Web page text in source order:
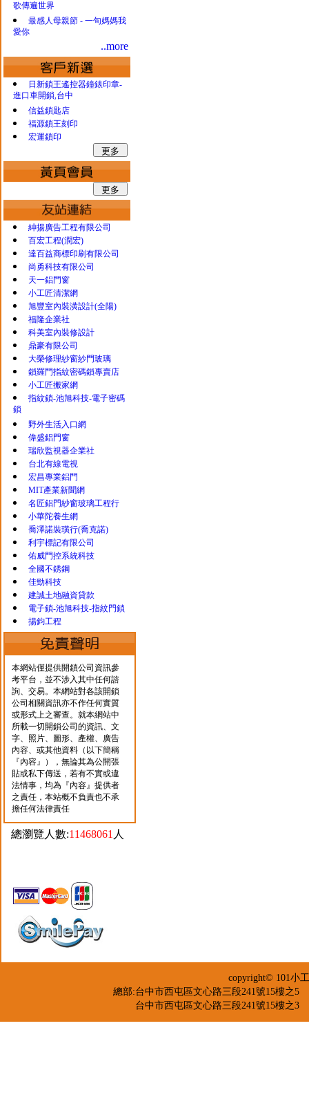
歌傳遍世界
最感人母親節 - 一句媽媽我
愛你
..more
日新鎖王遙控器鐘錶印章-
進口車開鎖,台中
信益鎖匙店
福源鎖王刻印
宏運鎖印
紳揚廣告工程有限公司
百宏工程(潤宏)
達百益商標印刷有限公司
尚勇科技有限公司
天一鋁門窗
小工匠清潔網
旭豐室內裝潢設計(全陽)
福隆企業社
科美室內裝修設計
鼎豪有限公司
大榮修理紗窗紗門玻璃
鎖羅門指紋密碼鎖專賣店
小工匠搬家網
指紋鎖-池旭科技-電子密碼
鎖
野外生活入口網
偉盛鋁門窗
瑞欣監視器企業社
台北有線電視
宏昌專業鋁門
MIT產業新聞網
名匠鋁門紗窗玻璃工程行
小華陀養生網
喬澤諾裝璜行(喬克諾)
利宇標記有限公司
佑威門控系統科技
全國不銹鋼
佳勁科技
建誠土地融資貸款
電子鎖-池旭科技-指紋門鎖
揚鈞工程
本網站僅提供開鎖公司資訊參
考平台，並不涉入其中任何諮
詢、交易。本網站對各該開鎖
公司相關資訊亦不作任何實質
或形式上之審查。就本網站中
所載一切開鎖公司的資訊、文
字、照片、圖形、產權、廣告
內容、或其他資料（以下簡稱
『內容』），無論其為公開張
貼或私下傳送，若有不實或違
法情事，均為『內容』提供者
之責任，本站概不負責也不承
擔任何法律責任
總瀏覽人數:11468061 人
copyright© 101
總部:台中市西屯區文心路三段241號15樓之5
台中市西屯區文心路三段241號15樓之